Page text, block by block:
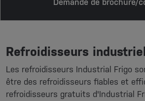
Demande de brochure/
Refroidisseurs
Les refroidisseurs Industrial Frigo
être des refroidisseurs fiables et
refroidisseurs gratuits d'Industrial